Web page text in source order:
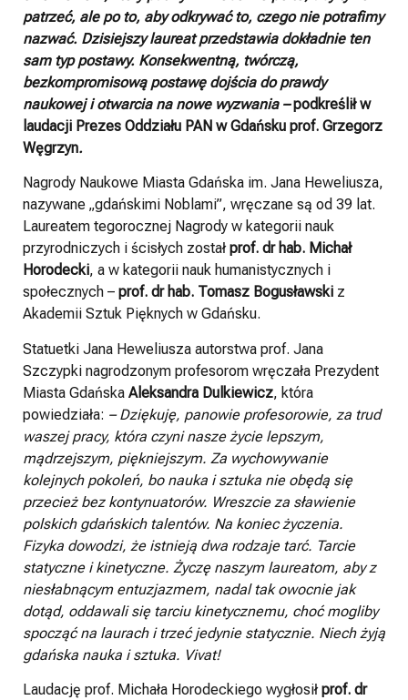
patrzeć, ale po to, aby odkrywać to, czego nie potrafimy
nazwać. Dzisiejszy laureat przedstawia dokładnie ten
sam typ postawy. Konsekwentną, twórczą,
bezkompromisową postawę dojścia do prawdy
naukowej i otwarcia na nowe wyzwania –podkreślił w
laudacji Prezes Oddziału PAN w Gdańsku prof. Grzegorz
Węgrzyn.
Nagrody Naukowe Miasta Gdańska im. Jana Heweliusza,
nazywane „gdańskimi Noblami”, wręczane są od 39 lat.
Laureatem tegorocznej Nagrody w kategorii nauk
przyrodniczych i ścisłych zostałprof. dr hab. Michał
Horodecki, a w kategorii nauk humanistycznych i
społecznych – prof. dr hab. Tomasz Bogusławski z
Akademii Sztuk Pięknych w Gdańsku.
Statuetki Jana Heweliusza autorstwa prof. Jana
Szczypki nagrodzonym profesorom wręczała Prezydent
Miasta Gdańska Aleksandra Dulkiewicz, która
powiedziała: – Dziękuję, panowie profesorowie, za trud
waszej pracy, która czyni nasze życie lepszym,
mądrzejszym, piękniejszym. Za wychowywanie
kolejnych pokoleń, bo nauka i sztuka nie obędą się
przecież bez kontynuatorów. Wreszcie za sławienie
polskich gdańskich talentów. Na koniec życzenia.
Fizyka dowodzi, że istnieją dwa rodzaje tarć. Tarcie
statyczne i kinetyczne. Życzę naszym laureatom, aby z
niesłabnącym entuzjazmem, nadal tak owocnie jak
dotąd, oddawali się tarciu kinetycznemu, choć mogliby
spocząć na laurach i trzeć jedynie statycznie. Niech żyją
gdańska nauka i sztuka. Vivat!
Laudację prof. Michała Horodeckiego wygłosiłprof. dr